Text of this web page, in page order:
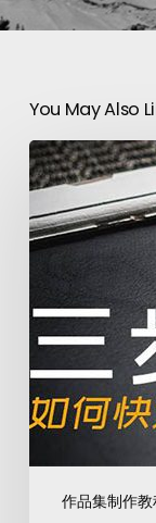
You May Also
作品集制作